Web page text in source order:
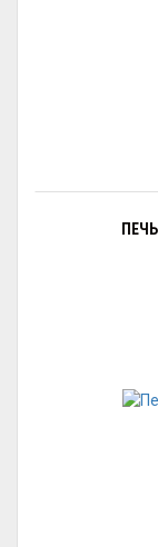
ПЕЧЬ